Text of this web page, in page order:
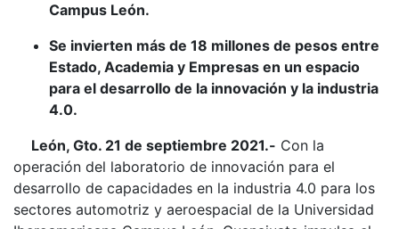
Campus León.
Se invierten más de 18 millones de pesos entre
Estado, Academia y Empresas en un espacio
para el desarrollo de la innovación y la industria
4.0.
León, Gto. 21 de septiembre 2021.- Con la
operación del laboratorio de innovación para el
desarrollo de capacidades en la industria 4.0 para los
sectores automotriz y aeroespacial de la Universidad